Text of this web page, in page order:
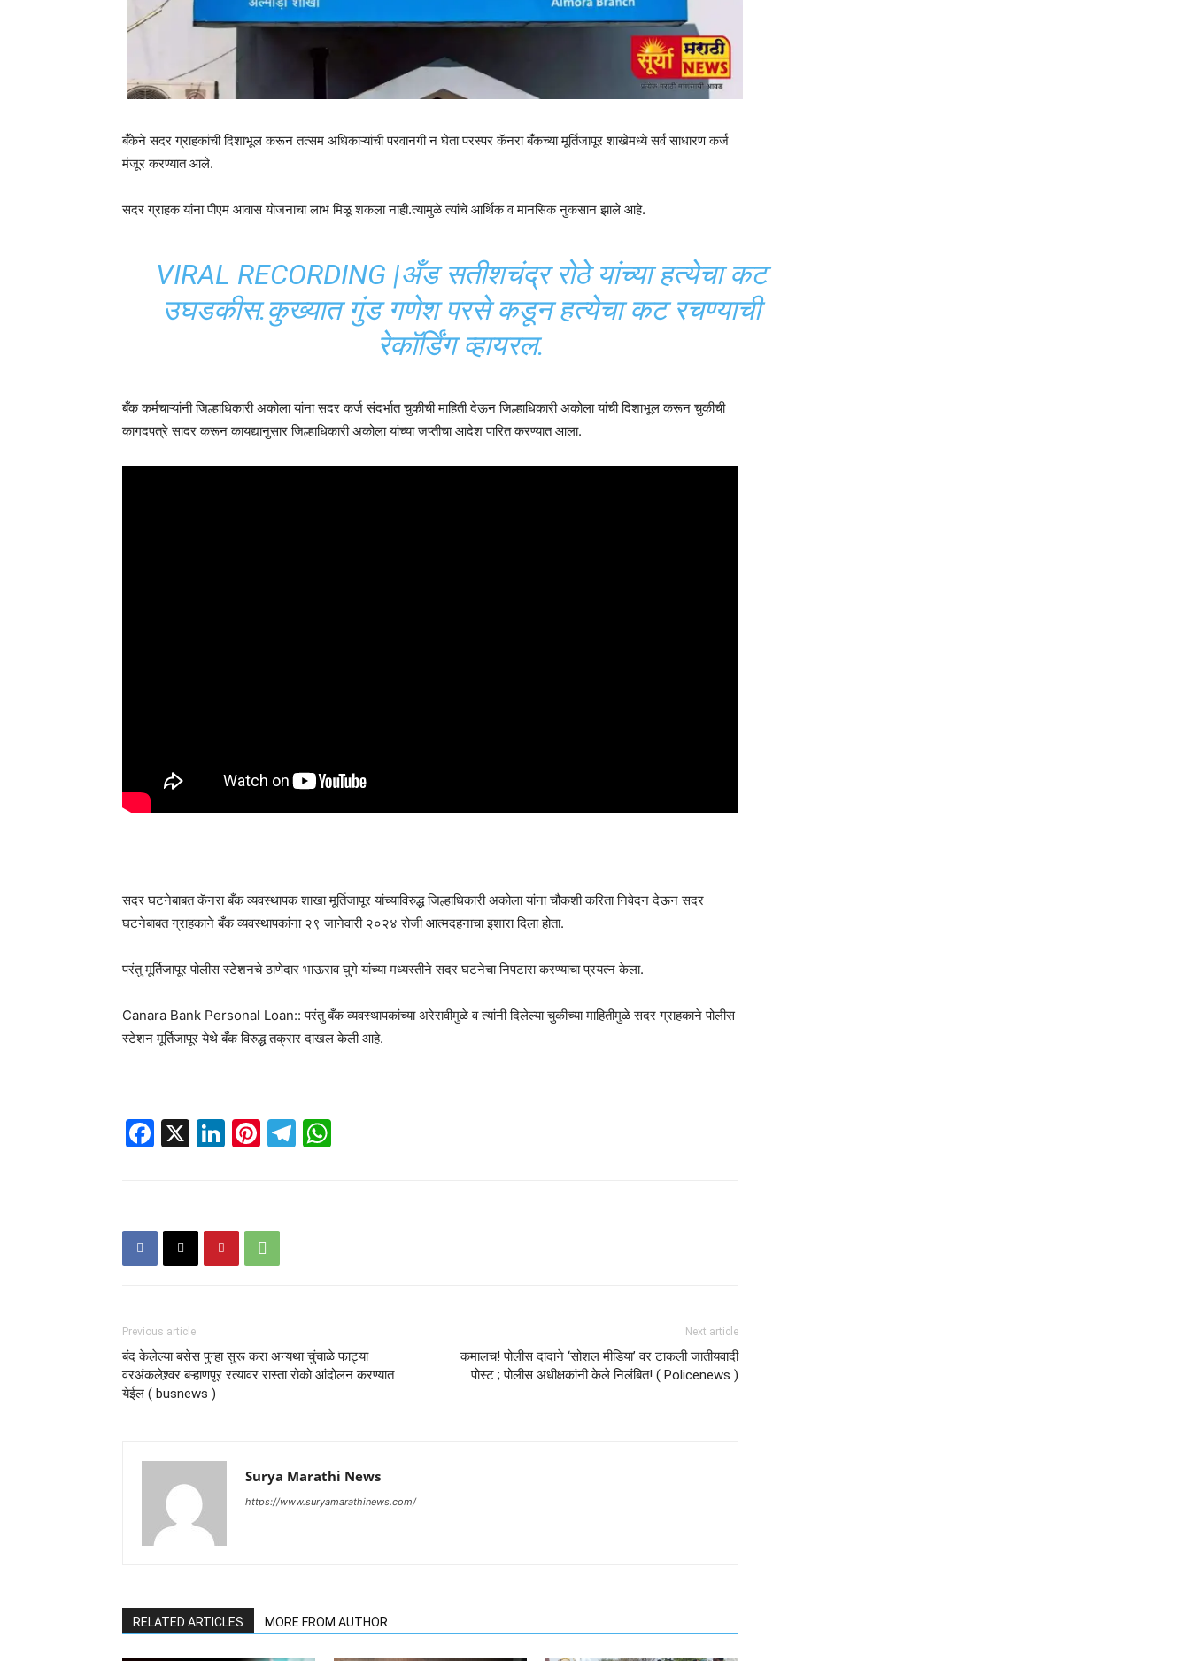
बँकेने सदर ग्राहकांची दिशाभूल करून तत्सम अधिकाऱ्यांची परवानगी न घेता परस्पर कॅनरा बँकच्या मूर्तिजापूर शाखेमध्ये सर्व साधारण कर्ज
मंजूर करण्यात आले.
सदर ग्राहक यांना पीएम आवास योजनाचा लाभ मिळू शकला नाही.त्यामुळे त्यांचे आर्थिक व मानसिक नुकसान झाले आहे.
VIRAL RECORDING |अँड सतीशचंद्र रोठे यांच्या हत्येचा कट
उघडकीस.कुख्यात गुंड गणेश परसे कडून हत्येचा कट रचण्याची
रेकॉर्डिंग व्हायरल.
बँक कर्मचाऱ्यांनी जिल्हाधिकारी अकोला यांना सदर कर्ज संदर्भात चुकीची माहिती देऊन जिल्हाधिकारी अकोला यांची दिशाभूल करून चुकीची
कागदपत्रे सादर करून कायद्यानुसार जिल्हाधिकारी अकोला यांच्या जप्तीचा आदेश पारित करण्यात आला.
सदर घटनेबाबत कॅनरा बँक व्यवस्थापक शाखा मूर्तिजापूर यांच्याविरुद्ध जिल्हाधिकारी अकोला यांना चौकशी करिता निवेदन देऊन सदर
घटनेबाबत ग्राहकाने बँक व्यवस्थापकांना २९ जानेवारी २०२४ रोजी आत्मदहनाचा इशारा दिला होता.
परंतु मूर्तिजापूर पोलीस स्टेशनचे ठाणेदार भाऊराव घुगे यांच्या मध्यस्तीने सदर घटनेचा निपटारा करण्याचा प्रयत्न केला.
Canara Bank Personal Loan:: परंतु बँक व्यवस्थापकांच्या अरेरावीमुळे व त्यांनी दिलेल्या चुकीच्या माहितीमुळे सदर ग्राहकाने पोलीस
स्टेशन मूर्तिजापूर येथे बँक विरुद्ध तक्रार दाखल केली आहे.
Facebook
X LinkedIn
Pinterest
Telegram
Previous article
बंद केलेल्या बसेस पुन्हा सुरू करा अन्यथा चुंचाळे फाट्या
वरअंकलेश्र्वर बऱ्हाणपूर रत्यावर रास्ता रोको आंदोलन करण्यात
येईल ( busnews )
Next article
कमालच! पोलीस दादाने ‘सोशल मीडिया’ वर टाकली जातीयवादी
पोस्ट ; पोलीस अधीक्षकांनी केले निलंबित! ( Policenews )
Surya Marathi News
https://www.suryamarathinews.com/
RELATED ARTICLES MORE FROM AUTHOR